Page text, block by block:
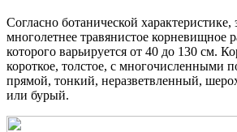
Согласно ботанической характеристике,
многолетнее травянистое корневищное
которого варьируется от 40 до 130 см.
короткое, толстое, с многочисленными
прямой, тонкий, неразветвленный,
или бурый.